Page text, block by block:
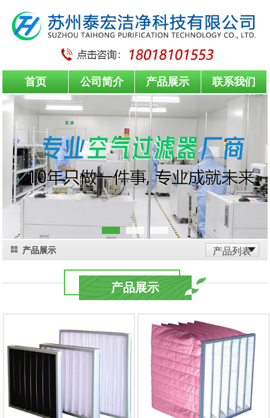
首页 公司简介 产品展示 联系我们
产品展示 产品列表
产品展示